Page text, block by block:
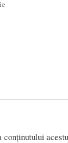
conținutului